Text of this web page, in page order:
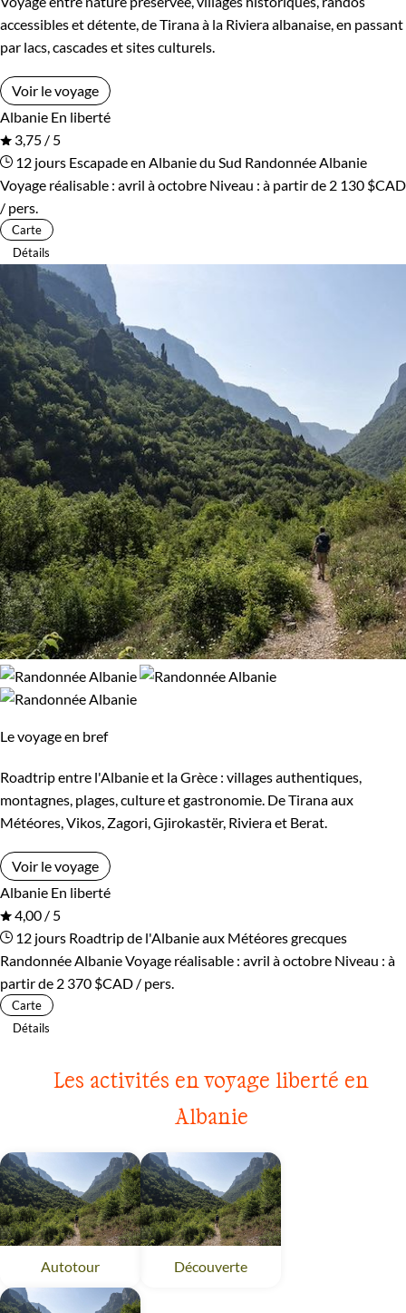
accessibles et détente, de Tirana à la Riviera albanaise, en passant
par lacs, cascades et sites culturels.
Voir le voyage
Albanie En liberté
3,75 / 5
12 jours Escapade en Albanie du Sud Randonnée Albanie
Voyage réalisable : avril à octobre Niveau : à partir de 2 130 $CAD
/ pers.
Carte
Détails
Le voyage en bref
Roadtrip entre l'Albanie et la Grèce : villages authentiques,
montagnes, plages, culture et gastronomie. De Tirana aux
Météores, Vikos, Zagori, Gjirokastër, Riviera et Berat.
Voir le voyage
Albanie En liberté
4,00 / 5
12 jours Roadtrip de l'Albanie aux Météores grecques
Randonnée AlbanieVoyage réalisable : avril à octobre Niveau : à
partir de 2 370 $CAD / pers.
Carte
Détails
Les activités en voyage liberté en
Albanie
Autotour Découverte